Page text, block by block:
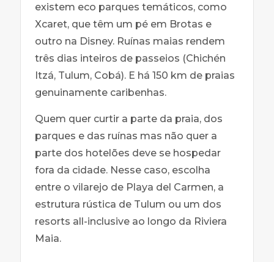
existem eco parques temáticos, como
Xcaret, que têm um pé em Brotas e
outro na Disney. Ruínas maias rendem
três dias inteiros de passeios (Chichén
Itzá, Tulum, Cobá). E há 150 km de praias
genuinamente caribenhas.
Quem quer curtir a parte da praia, dos
parques e das ruínas mas não quer a
parte dos hotelões deve se hospedar
fora da cidade. Nesse caso, escolha
entre o vilarejo de Playa del Carmen, a
estrutura rústica de Tulum ou um dos
resorts all-inclusive ao longo da Riviera
Maia.